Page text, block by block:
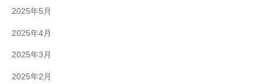
2025年5月
2025年4月
2025年3月
2025年2月